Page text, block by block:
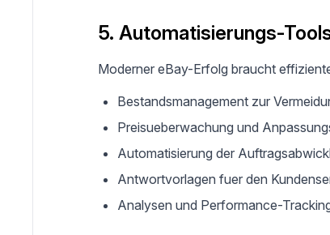
5. Automatisierungs-
Moderner eBay-Erfolg braucht
Bestandsmanagement zur
Preisueberwachung und
Automatisierung der
Antwortvorlagen fuer den
Analysen und Performance-